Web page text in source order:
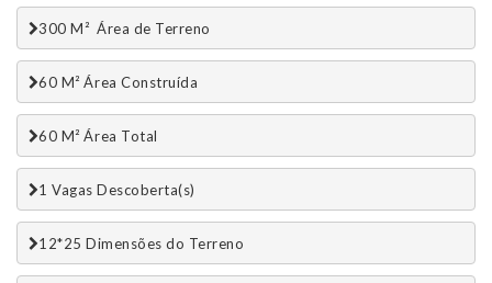
300 M²  Área de Terreno
60 M² Área Construída
60 M² Área Total
1 Vagas Descoberta(s)
12*25 Dimensões do Terreno